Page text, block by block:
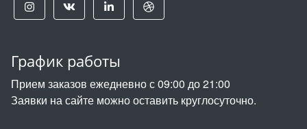
График работы
Прием заказов ежедневно с 09:00 до 21:00
Заявки на сайте можно оставить круглосуточно.